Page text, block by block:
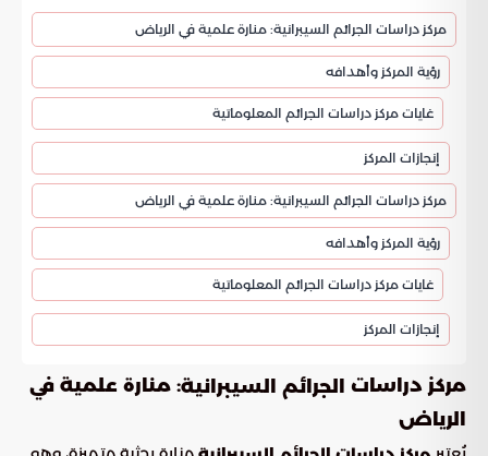
مركز دراسات الجرائم السيبرانية: منارة علمية في الرياض
رؤية المركز وأهدافه
غايات مركز دراسات الجرائم المعلوماتية
إنجازات المركز
مركز دراسات الجرائم السيبرانية: منارة علمية في الرياض
رؤية المركز وأهدافه
غايات مركز دراسات الجرائم المعلوماتية
إنجازات المركز
مركز دراسات الجرائم السيبرانية: منارة علمية في
الرياض